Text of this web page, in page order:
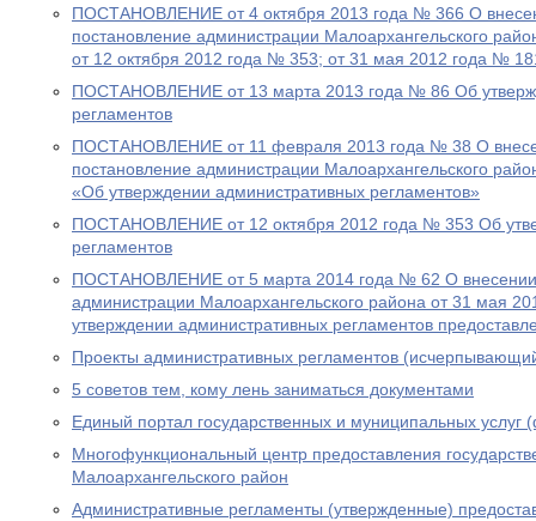
ПОСТАНОВЛЕНИЕ от 4 октября 2013 года № 366 О
постановление администрации Малоархангельского
от 12 октября 2012 года № 353; от 31 мая 2012 года №
ПОСТАНОВЛЕНИЕ от 13 марта 2013 года № 86 Об
регламентов
ПОСТАНОВЛЕНИЕ от 11 февраля 2013 года № 38 О
постановление администрации Малоархангельского
«Об утверждении административных регламентов»
ПОСТАНОВЛЕНИЕ от 12 октября 2012 года № 353 Об
регламентов
ПОСТАНОВЛЕНИЕ от 5 марта 2014 года № 62 О внесении
администрации Малоархангельского района от 31 мая
утверждении административных регламентов
Проекты административных регламентов
5 советов тем, кому лень заниматься документами
Единый портал государственных и муниципальных услуг
Многофункциональный центр предоставления
Малоархангельского район
Административные регламенты (утвержденные)